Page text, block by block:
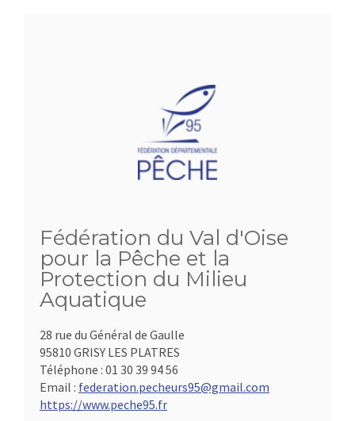
Fédération du Val d'Oise
pour la Pêche et la
Protection du Milieu
Aquatique
28 rue du Général de Gaulle
95810 GRISY LES PLATRES
Téléphone : 01 30 39 94 56
Email : federation.pecheurs95@gmail.com
https://www.peche95.fr